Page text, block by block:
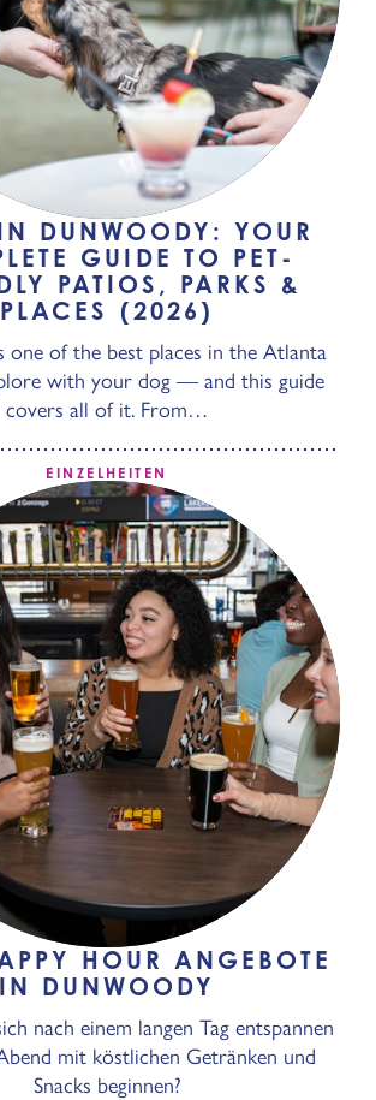
DUNWOODY: YOUR
GUIDE TO PET-
PATIOS, PARKS &
PLACES (2026)
one of the best places in the Atlanta
with your dog — and this guide
covers all of it. From…
EINZELHEITEN
HOUR ANGEBOTE
IN DUNWOODY
nach einem langen Tag entspannen
mit köstlichen Getränken und
Snacks beginnen?